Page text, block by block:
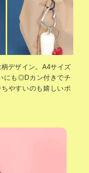
デザイン。A4サイズ
にも◎Dカン付きでチ
やすいのも嬉しいポ